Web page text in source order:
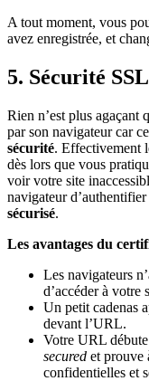
A tout moment, vous
avez enregistrée, et
5. Sécurité SSL
Rien n’est plus agaçant
par son navigateur car
sécurité. Effectivement
dès lors que vous
voir votre site
navigateur
sécurisé.
Les avantages du
Les navigateurs
d’accéder à votre
Un petit cadenas
devant l’URL.
Votre URL
secured et prouve
confidentielles et